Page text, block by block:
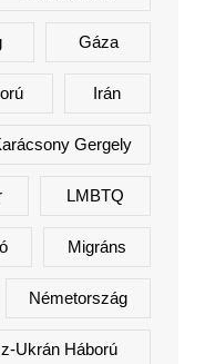
Gáza
Irán
Gergely
LMBTQ
Migráns
Németország
Ukrán Háború